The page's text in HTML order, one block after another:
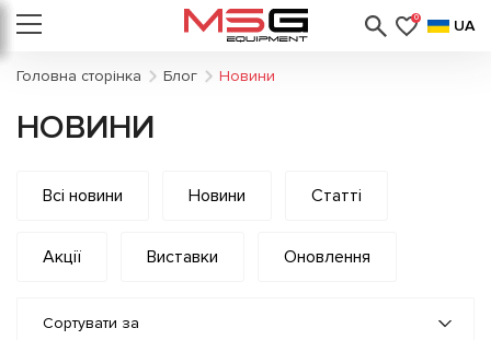
0 UA
Головна сторінка Блог Новини
НОВИНИ
Всі новини Новини Статті
Акції Виставки Оновлення
Сортувати за